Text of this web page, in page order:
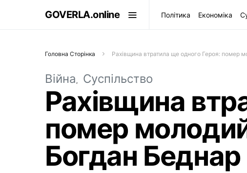
GOVERLA.online Політика Економіка
Головна Сторінка Рахівщина втратила ще одного Героя: помер
Війна Суспільство
Рахівщина
помер
Богдан Беднар